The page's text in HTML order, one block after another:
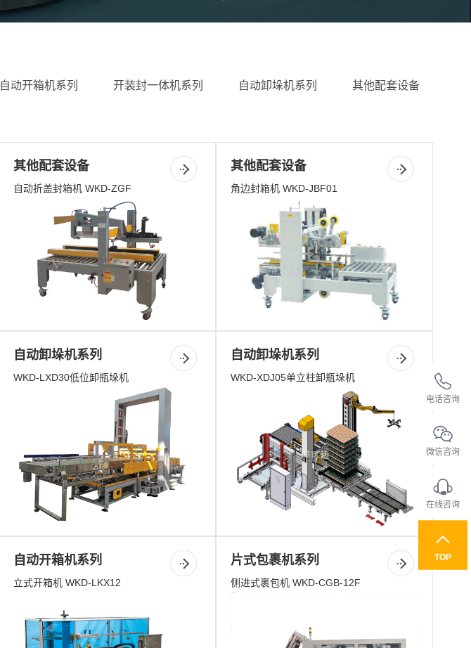
自动开箱机系列 开装封一体机系列 自动卸垛机系列 其他配套设备
其他配套设备
自动折盖封箱机 WKD-ZGF
其他配套设备
角边封箱机 WKD-JBF01
自动卸垛机系列
WKD-LXD30低位卸瓶垛机
自动卸垛机系列
WKD-XDJ05单立柱卸瓶垛机
自动开箱机系列
立式开箱机 WKD-LKX12
片式包裹机系列
侧进式裹包机 WKD-CGB-12F
电话咨询
微信咨询
在线咨询
TOP